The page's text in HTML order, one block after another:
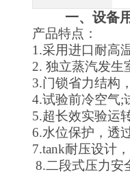
一、 设备
产品特点：
1.采用进口耐高
2. 独立蒸汽发生
3.门锁省力结构
4.试验前冷空气;
5.超长效实验运
6.水位保护，透
7.tank耐压设计
8.二段式压力安